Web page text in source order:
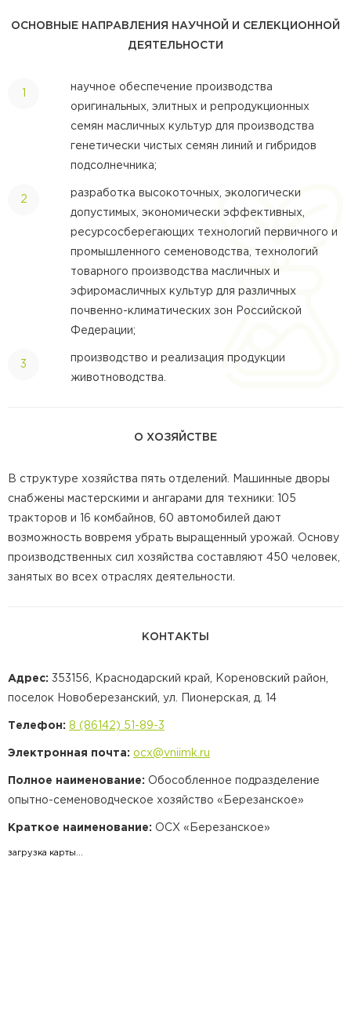
ОСНОВНЫЕ НАПРАВЛЕНИЯ НАУЧНОЙ И СЕЛЕКЦИОННОЙ
ДЕЯТЕЛЬНОСТИ
научное обеспечение производства
оригинальных, элитных и репродукционных
семян масличных культур для производства
генетически чистых семян линий и гибридов
подсолнечника;
разработка высокоточных, экологически
допустимых, экономически эффективных,
ресурсосберегающих технологий первичного и
промышленного семеноводства, технологий
товарного производства масличных и
эфиромасличных культур для различных
почвенно-климатических зон Российской
Федерации;
производство и реализация продукции
животноводства.
О ХОЗЯЙСТВЕ
В структуре хозяйства пять отделений. Машинные дворы
снабжены мастерскими и ангарами для техники: 105
тракторов и 16 комбайнов, 60 автомобилей дают
возможность вовремя убрать выращенный урожай. Основу
производственных сил хозяйства составляют 450 человек,
занятых во всех отраслях деятельности.
КОНТАКТЫ
Адрес: 353156, Краснодарский край, Кореновский район,
поселок Новоберезанский, ул. Пионерская, д. 14
Телефон: 8 (86142) 51-89-3
Электронная почта: ocx@vniimk.ru
Полное наименование: Обособленное подразделение
опытно-семеноводческое хозяйство «Березанское»
Краткое наименование: ОСХ «Березанское»
загрузка карты...